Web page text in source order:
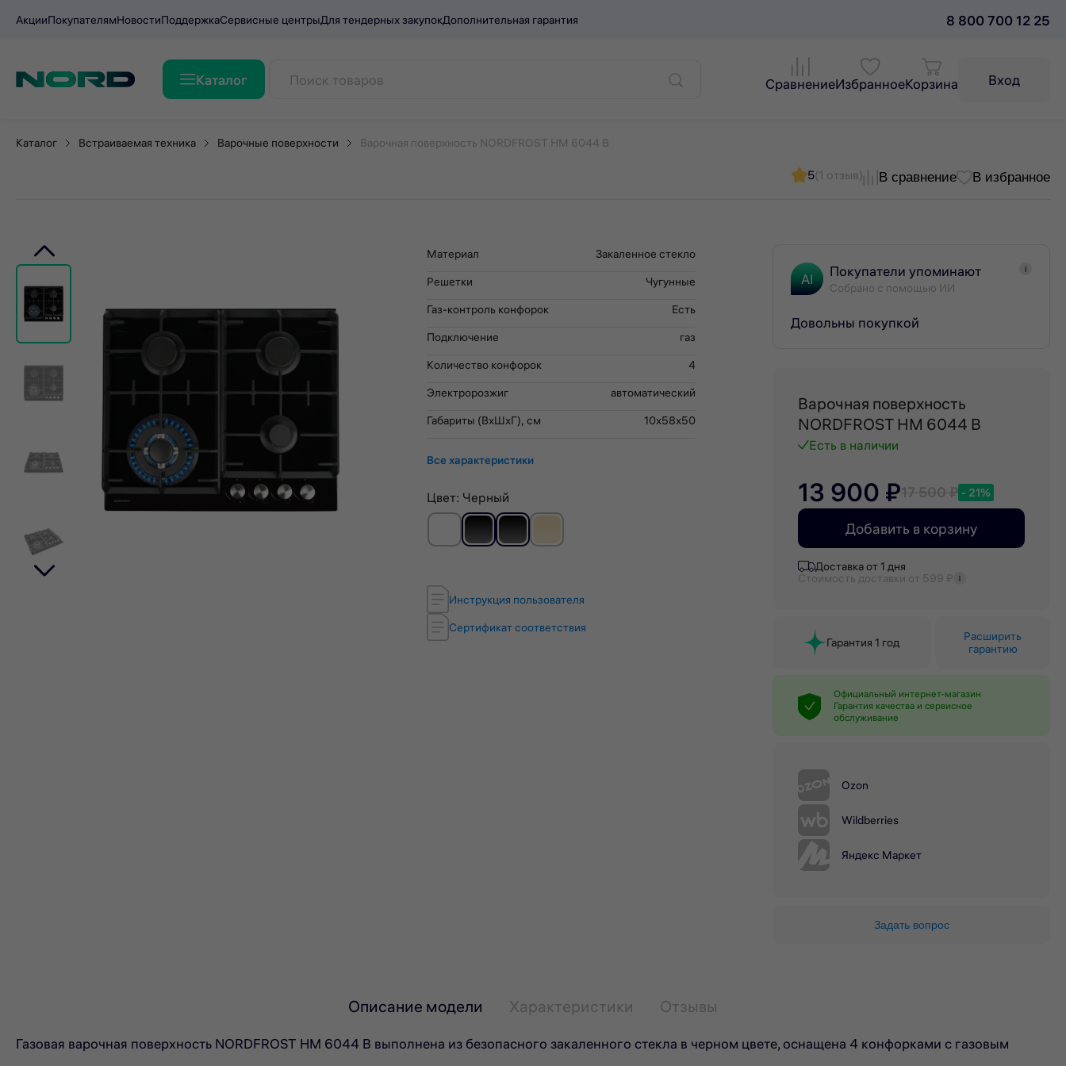
АкцииПокупателямНовостиПоддержкаСервисные центрыДля тендерных закупокДополнительная гарантия 8 800 700 12 25
Каталог СравнениеИзбранноеКорзина Вход
Каталог Встраиваемая техника Варочные поверхности Варочная поверхность NORDFROST HM 6044 B
5(1 отзыв) В сравнение В избранное
Материал
Закаленное стекло
Решетки
Чугунные
Газ-контроль конфорок
Есть
Подключение
газ
Количество конфорок
4
Электророзжиг
автоматический
Габариты (ВхШхГ), см
10x58x50
Все характеристики
Цвет: Черный
Инструкция пользователя
Сертификат соответствия
AI Покупатели упоминают
Собрано с помощью ИИ
i
Довольны покупкой
Варочная поверхность
NORDFROST HM 6044 B
Есть в наличии
13 900 ₽17 500 ₽ - 21%
Добавить в корзину
Доставка от 1 дня
Стоимость доставки от 599 ₽
Гарантия 1 год
Расширить
гарантию
Официальный интернет-магазин
Гарантия качества и сервисное
обслуживание
Ozon
Wildberries
Яндекс Маркет
Задать вопрос
Описание модели Характеристики Отзывы
Газовая варочная поверхность NORDFROST HM 6044 B выполнена из безопасного закаленного стекла в черном цвете, оснащена 4 конфорками с газовым